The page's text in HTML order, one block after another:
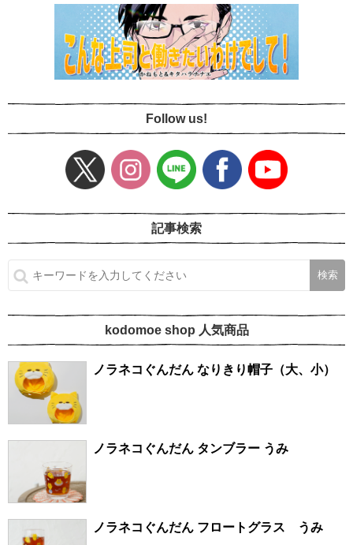
Follow us!
記事検索
kodomoe shop 人気商品
ノラネコぐんだん なりきり帽子（大、小）
ノラネコぐんだん タンブラー うみ
ノラネコぐんだん フロートグラス うみ